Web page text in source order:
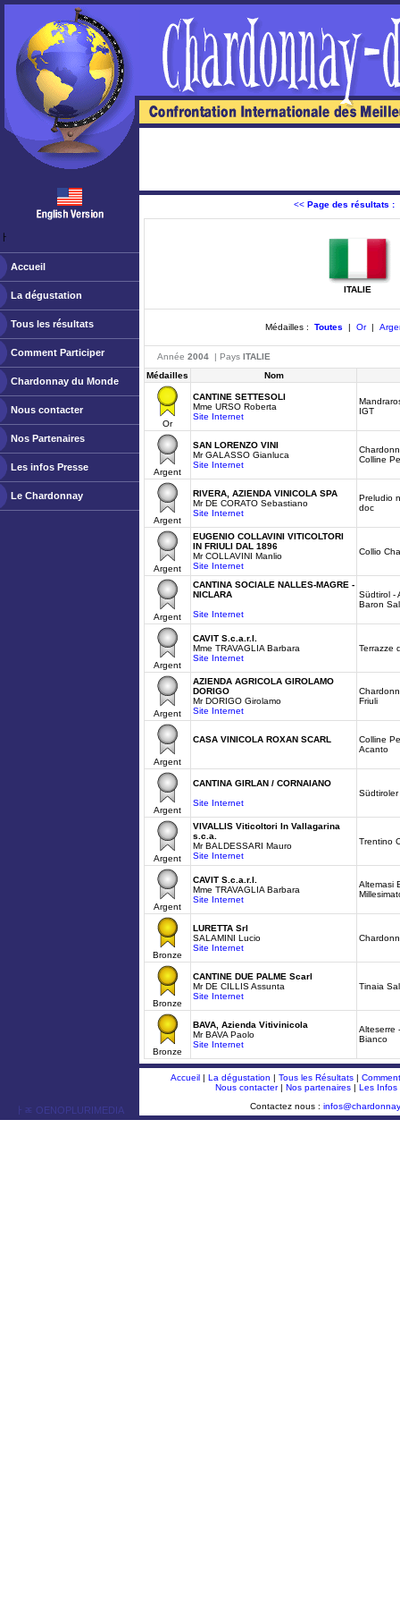
ￂﾠ
Accueil
La dégustation
Tous les résultats
Comment Participer
Chardonnay du Monde
Nous contacter
Nos Partenaires
Les infos Presse
Le Chardonnay
<< Page des résultats :
ITALIE
Médailles : Toutes | Or|
Année 2004 | Pays ITALIE
Médailles
Nom
Or
CANTINE SETTESOLI
Mme URSO Roberta
Site Internet
IGT
Argent
SAN LORENZO VINI
Mr GALASSO Gianluca
Site Internet
Colline
Argent
RIVERA, AZIENDA VINICOLA SPA
Mr DE CORATO Sebastiano
Site Internet
Preludio
doc
Argent
EUGENIO COLLAVINI VITICOLTORI
IN FRIULI DAL 1896
Mr COLLAVINI Manlio
Site Internet
Collio
Argent
CANTINA SOCIALE NALLES-MAGRE -
NICLARA
Site Internet
Südtirol -
Baron
Argent
CAVIT S.c.a.r.l.
Mme TRAVAGLIA Barbara
Site Internet
Terrazze
Argent
AZIENDA AGRICOLA GIROLAMO
DORIGO
Mr DORIGO Girolamo
Site Internet
Friuli
Argent
CASA VINICOLA ROXAN SCARL
Colline
Acanto
Argent
CANTINA GIRLAN / CORNAIANO
Site Internet
Südtiroler
Argent
VIVALLIS Viticoltori In Vallagarina
s.c.a.
Mr BALDESSARI Mauro
Site Internet
Trentino
Argent
CAVIT S.c.a.r.l.
Mme TRAVAGLIA Barbara
Site Internet
Altemasi
Bronze
LURETTA Srl
SALAMINI Lucio
Site Internet
Bronze
CANTINE DUE PALME Scarl
Mr DE CILLIS Assunta
Site Internet
Tinaia
Bronze
BAVA, Azienda Vitivinicola
Mr BAVA Paolo
Site Internet
Alteserre
Bianco
ￂﾮ OENOPLURIMEDIA
Accueil| La dégustation | Tous les Résultats|
Nous contacter| Nos partenaires| Les Infos
Contactez nous :